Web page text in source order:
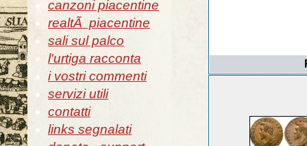
canzoni piacentine
realtÃ piacentine
sali sul palco
l'urtiga racconta
i vostri commenti
servizi utili
contatti
links segnalati